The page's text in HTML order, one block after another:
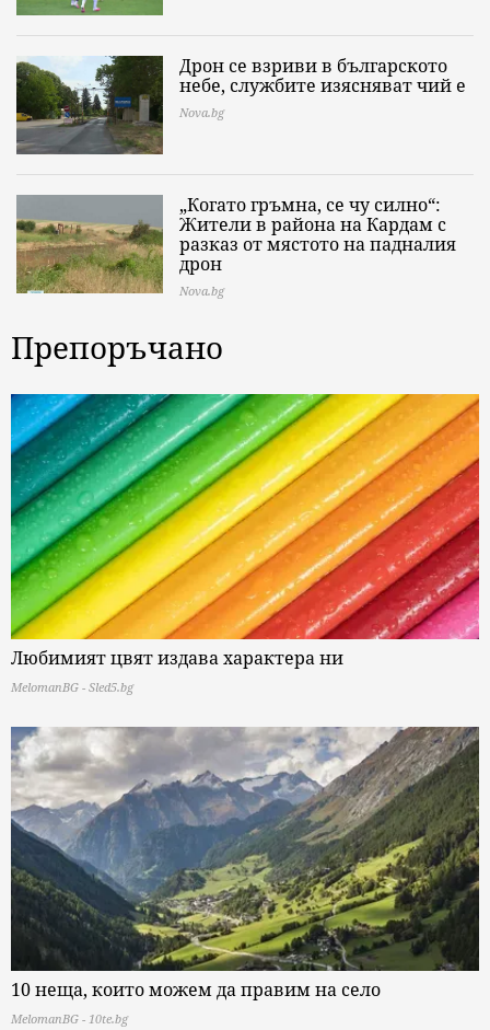
Дрон се взриви в българското
небе, службите изясняват чий е
Nova.bg
„Когато гръмна, се чу силно“:
Жители в района на Кардам с
разказ от мястото на падналия
дрон
Nova.bg
Препоръчано
Любимият цвят издава характера ни
MelomanBG - Sled5.bg
10 неща, които можем да правим на село
MelomanBG - 10te.bg